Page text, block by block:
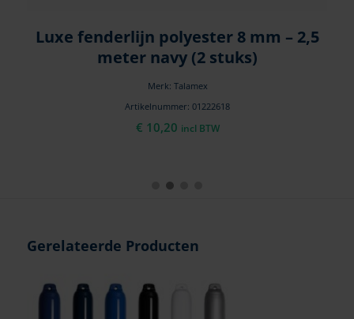
Luxe fenderlijn polyester 8 mm – 2,5
meter navy (2 stuks)
Merk: Talamex
Artikelnummer: 01222618
€ 10,20 incl BTW
Gerelateerde Producten